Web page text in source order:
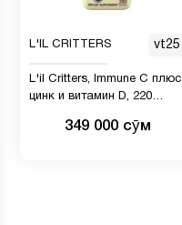
L'IL CRITTERS vt25
L'il Critters, Immune C плюс
цинк и витамин D, 220
349 000 сӯм